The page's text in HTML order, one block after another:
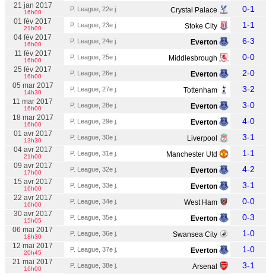
21 jan 2017
16h00 P. League, 22e j. Crystal Palace 0-1
01 fév 2017
21h00 P. League, 23e j. Stoke City 1-1
04 fév 2017
16h00 P. League, 24e j. Everton 6-3
11 fév 2017
16h00 P. League, 25e j. Middlesbrough 0-0
25 fév 2017
16h00 P. League, 26e j. Everton 2-0
05 mar 2017
14h30 P. League, 27e j. Tottenham 3-2
11 mar 2017
16h00 P. League, 28e j. Everton 3-0
18 mar 2017
16h00 P. League, 29e j. Everton 4-0
01 avr 2017
13h30 P. League, 30e j. Liverpool 3-1
04 avr 2017
21h00 P. League, 31e j. Manchester Utd 1-1
09 avr 2017
17h00 P. League, 32e j. Everton 4-2
15 avr 2017
16h00 P. League, 33e j. Everton 3-1
22 avr 2017
16h00 P. League, 34e j. West Ham 0-0
30 avr 2017
15h05 P. League, 35e j. Everton 0-3
06 mai 2017
18h30 P. League, 36e j. Swansea City 1-0
12 mai 2017
20h45 P. League, 37e j. Everton 1-0
21 mai 2017
16h00 P. League, 38e j. Arsenal 3-1